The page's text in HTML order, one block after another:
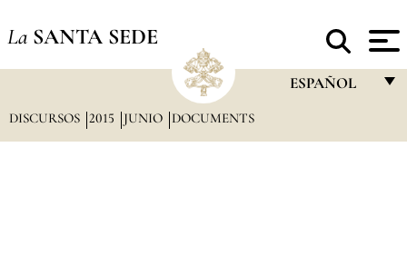
La SANTA SEDE
ESPAÑOL
DISCURSOS 2015 JUNIO DOCUMENTS